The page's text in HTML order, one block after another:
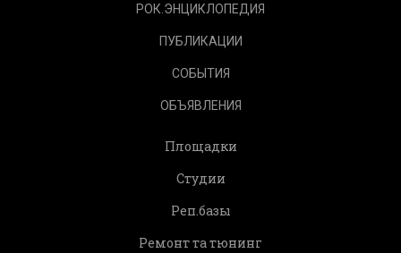
РОК.ЭНЦИКЛОПЕДИЯ
ПУБЛИКАЦИИ
СОБЫТИЯ
ОБЪЯВЛЕНИЯ
Площадки
Студии
Реп.базы
Ремонт та тюнинг